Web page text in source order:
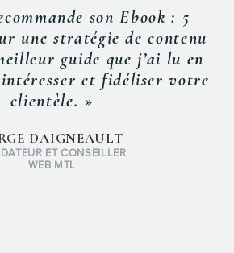
son Ebook : 5
une stratégie de contenu
guide que j’ai lu en
et fidéliser votre
clientèle. »
DAIGNEAULT
ET CONSEILLER
WEB MTL